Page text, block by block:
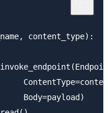
content_type):
Body=payload)